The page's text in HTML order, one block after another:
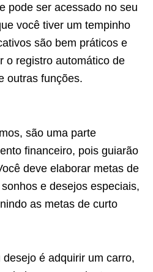
pode ser acessado no seu
você tiver um tempinho
são bem práticos e
o registro automático de
outras funções.
são uma parte
financeiro, pois guiarão
deve elaborar metas de
e desejos especiais,
as metas de curto
é adquirir um carro,